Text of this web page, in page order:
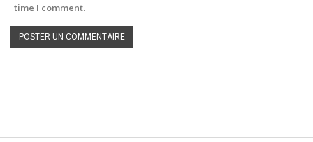
time I comment.